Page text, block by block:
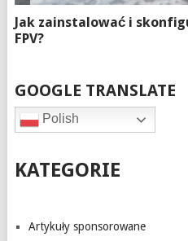
GOOGLE TRANSLATE
Polish
KATEGORIE
Artykuły sponsorowane